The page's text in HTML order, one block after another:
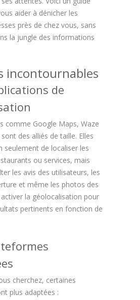
aider à dénicher les
près de chez vous, sans
la jungle des informations
incontournables
de
comme Google Maps, Waze
des alliés de taille. Elles
seulement de localiser les
ou services, mais
les avis des utilisateurs, les
et même les photos des
activer la géolocalisation pour
pertinents en fonction de
cherchez, certaines
plus adaptées :